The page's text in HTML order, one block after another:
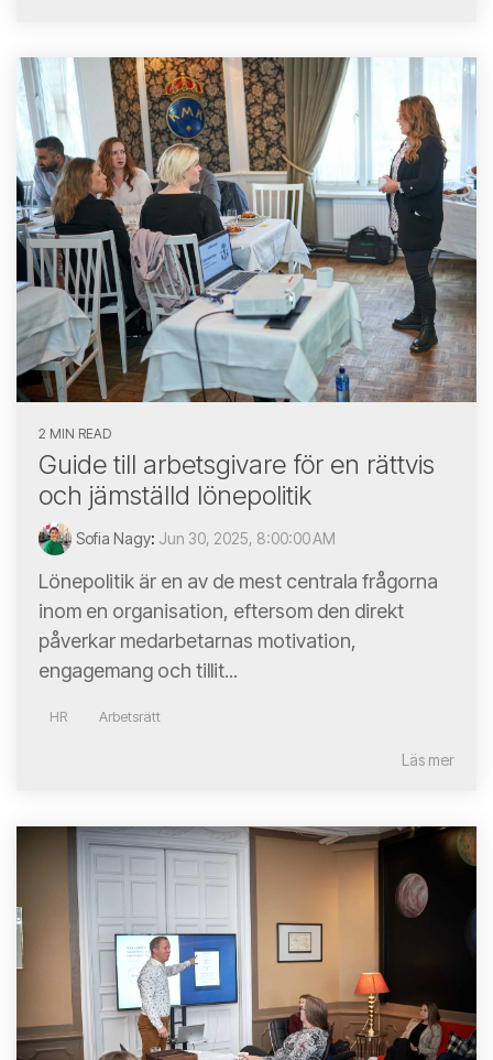
2 MIN READ
Guide till arbetsgivare för en rättvis
och jämställd lönepolitik
Sofia Nagy: Jun 30, 2025, 8:00:00 AM
Lönepolitik är en av de mest centrala frågorna
inom en organisation, eftersom den direkt
påverkar medarbetarnas motivation,
engagemang och tillit...
HR Arbetsrätt
Läs mer